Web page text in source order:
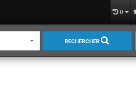
0
RECHERCHER